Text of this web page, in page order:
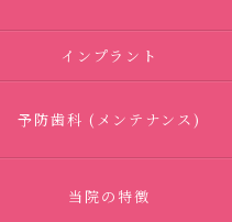
インプラント
予防歯科 (メンテナンス)
当院の特徴